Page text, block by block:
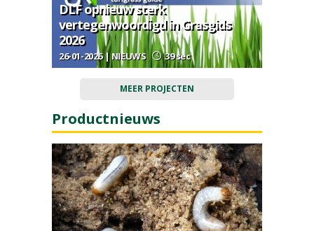
DLF opnieuw sterk
vertegenwoordigd in Grasgids
2026
26-01-2026 | NIEUWS 39 sec
MEER PROJECTEN
Productnieuws